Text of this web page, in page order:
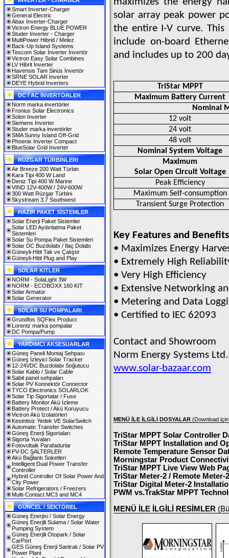
Smart Inverter-Charger
General Electric
Abax Inverter-Charger
Victron Energy BLUE POWER
Studer Inverter - Charger
MultiPower Hibrid / Melez
Back-Up Island Systems
Tescom Solar İnverter İnvertör
Victron Easy Solar Combines
LV Hibrit İnverter
Havensis Tam Sinüs İnvertör
SRNE SOLAR Inverter
DEYE Hybrid Inverters
DC / AC İNVERTÖRLER
Norm marka invertörler
Fronius Solar Electronics
Solon Inverter
Siemens Inverter
Studer marka invertörler
SMA Sunny Island Off-Grid
Phoenix Inverter Compact
BlueSolar Grid Inverter
RÜZGAR TÜRBINLERI
Air Breeze 200 Watt Türbin
Kara Tipi 400 W Land
Deniz Tipi 400 W Marine
VIND 12V-400W / 24V-600W
300 Watt Rüzgar Türbini
Skystream 3.7 Southwest
HAZIR PAKET SİSTEMLER
Solar Enerji Paket Sistemler
Solar LED Aydınlatma Paket
Sistemleri
Solar Su Pompa Paket Sistemleri
Solar DC Buzdolabı / İlaç Dolabı
Güneyli-Hitit Tak ve Çalıştır
Güneyli-Hitit Plug and Play
SOLAR KITLER
NORM - SolaLight 3W
NORM - ECOBOXX 160 KIT
Solar Armatür
Solar Generator
SOLAR SU POMPALARI
Grundfos SQFlex Product
Lorentz marka pompalar
DC Pompa/Pump
YARDIMCI AKSESUARLAR
Güneş Paneli Montaj Sehpası
Güneş İzleyici Solar Tracker
12-24VDC Buzdolabı Soğutucu
Solar Kablo / Solar Cable
Sabit panel sehpaları
Solar PV Konnektör Connector
TYCO Electronics SOLARLOK
Solar Tip Sigortalar / Fuse
Battery Monitor Akü İzleme
Battery Protect / Akü Koruyucu
Victron Akü İzolatörleri
Kesintisiz Yedek VE SolarSwitch
Automatic Transfer Switches
Güneş Enerji Sigortaları
Sigorta Yuvaları
Fotovoltaik Parafadurlar
PV-DC ŞALTERLER
Akü Bağlantı Soketleri
Intelligent Dual Power Transfer
Controller
Hybrid Controller Of Solar Power And
City Power
Solar Refrigerators / Freezers
Multi-Contact MC3 and MC4
GÜNCEL / SEKTÖREL
Güneş Enerjisi / Solar Energy
Güneş Enerjili Sulama / Solar Water
Pumping System
Güneş Enerjili Otopark / Solar
CarPort
GES Güneş Enerji Santralı / Solar PV
Power Plant
solar array peak power
the entire I-V curve.
include on-board
and includes up to 200
TriStar MPPT
Maximum Battery Current
Nominal
12 volt
24 volt
48 volt
Nominal System Voltage
Maximum
Solar Open Circuit Voltage
Peak Efficiency
Maximum Self-consumption
Transient Surge Protection
Key Features and Benefits
• Maximizes Energy
• Extremely High
• Very High Efficiency
• Extensive Networking
• Metering and Data
• Certified to IEC 62093
Contact and Showroom
Norm Energy Systems Ltd.
www.solar-bazaar.com
MENÜ İLE İLGİLİ DOSYALAR (Download
TriStar MPPT Solar Controller
TriStar MPPT Installation and
Remote Temperature Sensor
Morningstar Product
TriStar MPPT Live View Web
TriStar Meter-2 / Remote Meter-
TriStar Digital Meter-2
PWM vs.TrakStar MPPT
MENÜ İLE İLGİLİ RESİMLER